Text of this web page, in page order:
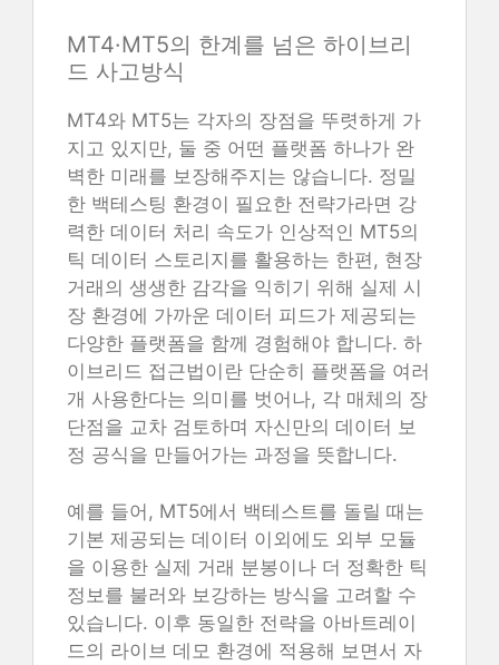
MT4·MT5의 한계를 넘은 하이브리
드 사고방식
MT4와 MT5는 각자의 장점을 뚜렷하게 가
지고 있지만, 둘 중 어떤 플랫폼 하나가 완
벽한 미래를 보장해주지는 않습니다. 정밀
한 백테스팅 환경이 필요한 전략가라면 강
력한 데이터 처리 속도가 인상적인 MT5의
틱 데이터 스토리지를 활용하는 한편, 현장
거래의 생생한 감각을 익히기 위해 실제 시
장 환경에 가까운 데이터 피드가 제공되는
다양한 플랫폼을 함께 경험해야 합니다. 하
이브리드 접근법이란 단순히 플랫폼을 여러
개 사용한다는 의미를 벗어나, 각 매체의 장
단점을 교차 검토하며 자신만의 데이터 보
정 공식을 만들어가는 과정을 뜻합니다.
예를 들어, MT5에서 백테스트를 돌릴 때는
기본 제공되는 데이터 이외에도 외부 모듈
을 이용한 실제 거래 분봉이나 더 정확한 틱
정보를 불러와 보강하는 방식을 고려할 수
있습니다. 이후 동일한 전략을 아바트레이
드의 라이브 데모 환경에 적용해 보면서 자